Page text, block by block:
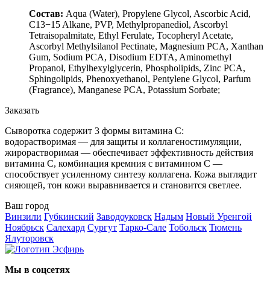
Состав: Aqua (Water), Propylene Glycol, Ascorbic Acid,
C13−15 Alkane, PVP, Methylpropanediol, Ascorbyl
Tetraisopalmitate, Ethyl Ferulate, Tocopheryl Acetate,
Ascorbyl Methylsilanol Pectinate, Magnesium PCA, Xanthan
Gum, Sodium PCA, Disodium EDTA, Aminomethyl
Propanol, Ethylhexylglycerin, Phospholipids, Zinc PCA,
Sphingolipids, Phenoxyethanol, Pentylene Glycol, Parfum
(Fragrance), Manganese PCA, Potassium Sorbate;
Заказать
Сыворотка содержит 3 формы витамина C:
водорастворимая — для защиты и коллагеностимуляции,
жирорастворимая — обеспечивает эффективность действия
витамина С, комбинация кремния с витамином С —
способствует усиленному синтезу коллагена. Кожа выглядит
сияющей, тон кожи выравнивается и становится светлее.
Ваш город
Винзили Губкинский Заводоуковск Надым Новый Уренгой
Ноябрьск Салехард Сургут Тарко-Сале Тобольск Тюмень
Ялуторовск
Мы в соцсетях